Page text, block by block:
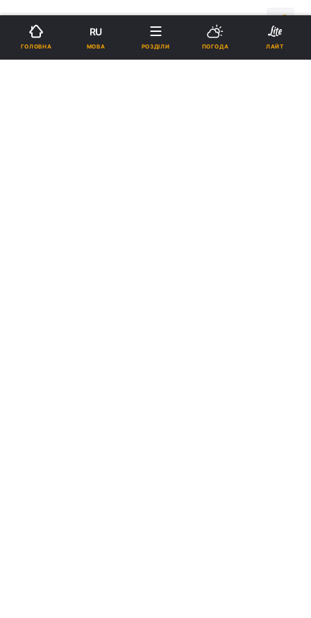
Підпишіться на нас в Google
ГОЛОВНА
RU
МОВА РОЗДІЛИ ПОГОДА ЛАЙТ